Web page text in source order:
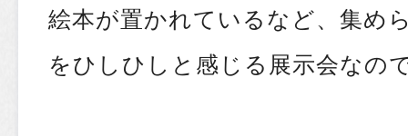
絵本が置かれているなど、集め
をひしひしと感じる展示会なの